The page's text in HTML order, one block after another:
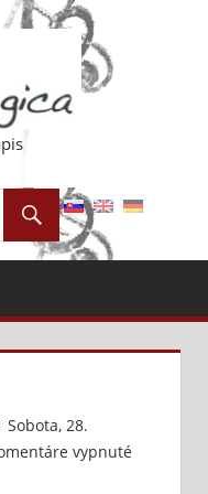
Sobota, 28.
vypnuté